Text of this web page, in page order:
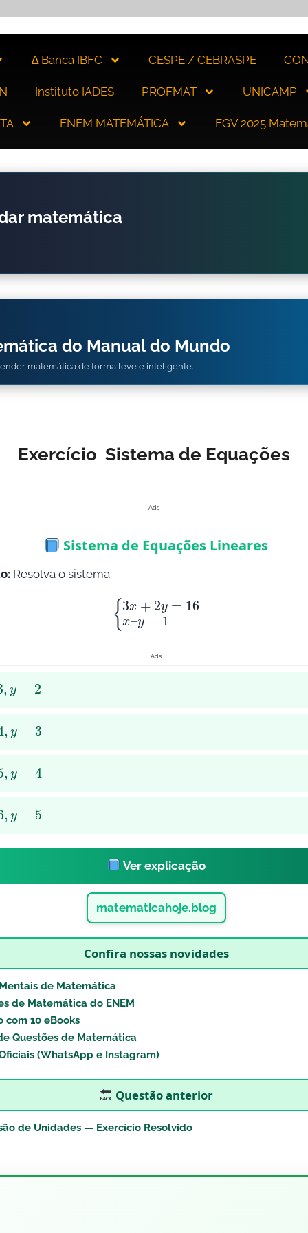
∆ Banca IBFC CESPE / CEBRASPE
Instituto IADES PROFMAT UNICAMP
ENEM MATEMÁTICA FGV 2025
matemática
do Manual do Mundo
matemática de forma leve e inteligente.
Exercício Sistema de Equações
Ads
Sistema de Equações Lineares
Resolva o sistema:
3x+ y 16 y =1
Ads
Ver explicação
matematicahoje.blog
Confira nossas novidades
de Matemática
de Matemática do ENEM
com 10 eBooks
Questões de Matemática
(WhatsApp e Instagram)
Questão anterior
de Unidades — Exercício Resolvido